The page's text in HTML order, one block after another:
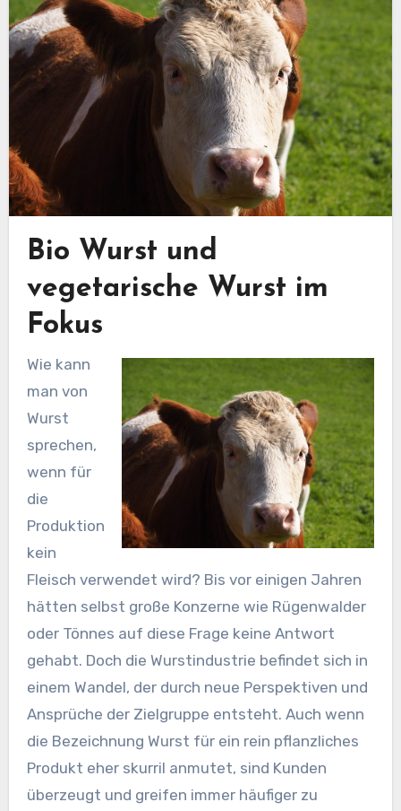
Bio Wurst und
vegetarische Wurst im
Fokus
Wie kann
man von
Wurst
sprechen,
wenn für
die
Produktion
kein
Fleisch verwendet wird? Bis vor einigen Jahren
hätten selbst große Konzerne wie Rügenwalder
oder Tönnes auf diese Frage keine Antwort
gehabt. Doch die Wurstindustrie befindet sich in
einem Wandel, der durch neue Perspektiven und
Ansprüche der Zielgruppe entsteht. Auch wenn
die Bezeichnung Wurst für ein rein pflanzliches
Produkt eher skurril anmutet, sind Kunden
überzeugt und greifen immer häufiger zu